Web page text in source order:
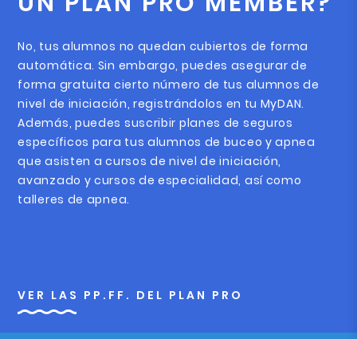
No, tus alumnos no quedan cubiertos de forma
automática. Sin embargo, puedes asegurar de
forma gratuita cierto número de tus alumnos de
nivel de iniciación, registrándolos en tu MyDAN.
Además, puedes suscribir planes de seguros
específicos para tus alumnos de buceo y apnea
que asisten a cursos de nivel de iniciación,
avanzado y cursos de especialidad, así como
talleres de apnea.
VER LAS PP.FF. DEL PLAN PRO